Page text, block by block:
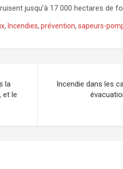
jusqu’à 17 000 hectares de
, Incendies,prévention,sapeurs-
la
et le
Incendie dans les